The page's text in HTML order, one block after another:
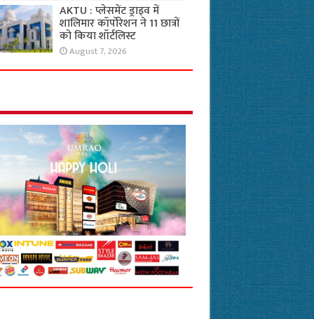
AKTU : प्लेसमेंट ड्राइव में
शालिमार कॉर्पोरेशन ने 11 छात्रों
को किया शॉर्टलिस्ट
August 7, 2026